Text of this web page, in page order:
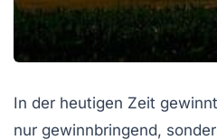
In der heutigen Zeit
nur gewinnbringend,